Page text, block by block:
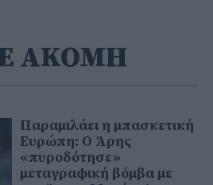
ΑΚΟΜΗ
Παραμιλάει η μπασκετική
Ευρώπη: Ο Άρης
«πυροδότησε»
μεταγραφική βόμβα με